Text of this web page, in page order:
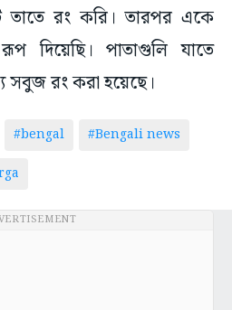
তাতে রং করি। তারপর একে
দিয়েছি। পাতাগুলি যাতে
সবুজ রং করা হয়েছে।
#bengal
#Bengali news